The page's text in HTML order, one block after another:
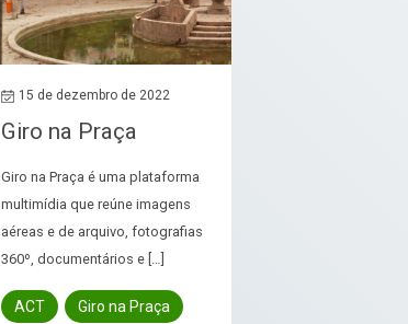
15 de dezembro de 2022
Giro na Praça
Giro na Praça é uma plataforma
multimídia que reúne imagens
aéreas e de arquivo, fotografias
360º, documentários e […]
ACT Giro na Praça